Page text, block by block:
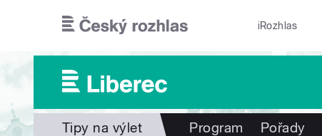
iRozhlas
Tipy na výlet Program Pořady